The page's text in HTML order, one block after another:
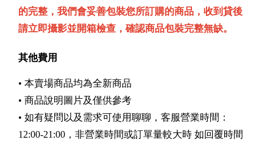
的完整，我們會妥善包裝您所訂購的商品， 收到貸後
請立即攝影並開箱檢查，確認商品包裝完整無缺。
其他費用
• 本賣場商品均為全新商品
• 商品說明圖片及僅供參考
• 如有疑問以及需求可使用聊聊，客服營業時間：
12:00-21:00，非營業時間或訂單量較大時 如回覆時間